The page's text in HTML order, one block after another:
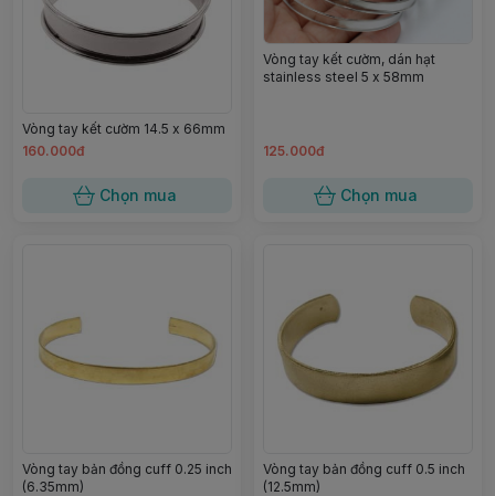
Vòng tay kết cườm 14.5 x 66mm
160.000đ
Chọn mua
Vòng tay kết cườm, dán hạt
stainless steel 5 x 58mm
125.000đ
Chọn mua
Vòng tay bản đồng cuff 0.25 inch
(6.35mm)
Vòng tay bản đồng cuff 0.5 inch
(12.5mm)